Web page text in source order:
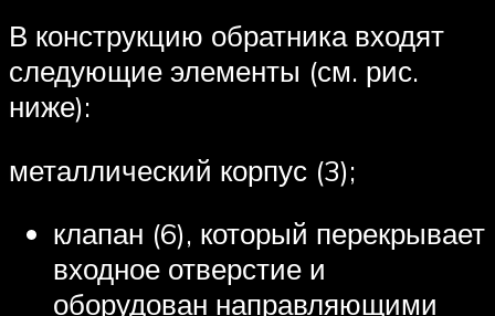
В конструкцию обратника входят
следующие элементы (см. рис.
ниже):
металлический корпус (3);
клапан (6), который перекрывает
входное отверстие и
оборудован направляющими